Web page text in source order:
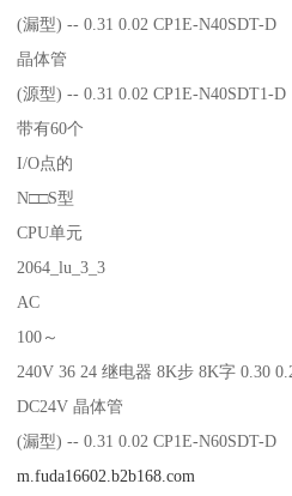
(漏型) -- 0.31 0.02 CP1E-N40SDT-D
晶体管
(源型) -- 0.31 0.02 CP1E-N40SDT1-D
带有60个
I/O点的
N□□S型
CPU单元
2064_lu_3_3
AC
100～
240V 36 24 继电器 8K步 8K字 0.30
DC24V 晶体管
(漏型) -- 0.31 0.02 CP1E-N60SDT-D
m.fuda16602.b2b168.com